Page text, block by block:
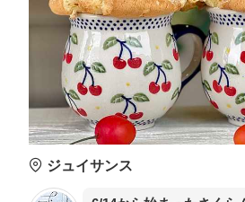
ジュイサンス